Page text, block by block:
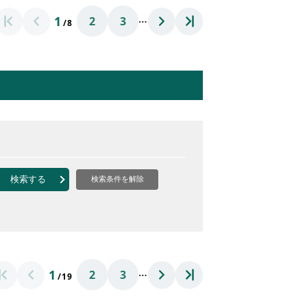
1 /8 2 3 …
検索する 検索条件を解除
1 /19 2 3 …